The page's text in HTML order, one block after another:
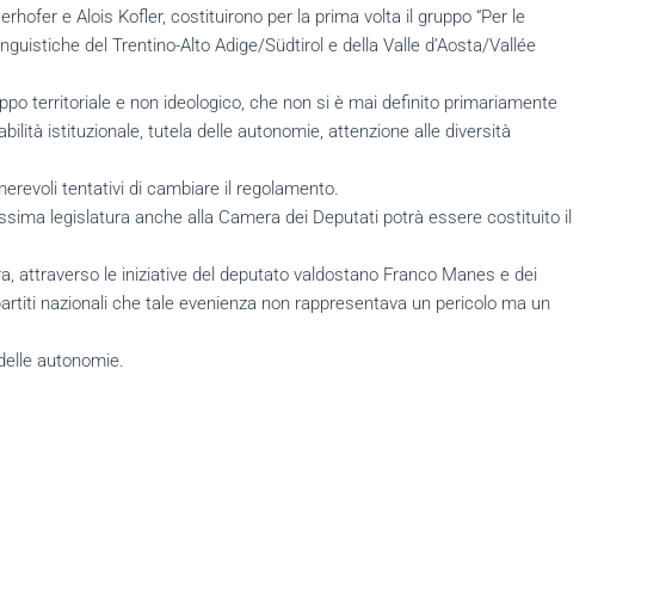
e Alois Kofler, costituirono per la prima volta il gruppo “Per le
del Trentino-Alto Adige/Südtirol e della Valle d’Aosta/Vallée
territoriale e non ideologico, che non si è mai definito primariamente
istituzionale, tutela delle autonomie, attenzione alle diversità
tentativi di cambiare il regolamento.
legislatura anche alla Camera dei Deputati potrà essere costituito il
attraverso le iniziative del deputato valdostano Franco Manes e dei
nazionali che tale evenienza non rappresentava un pericolo ma un
autonomie.